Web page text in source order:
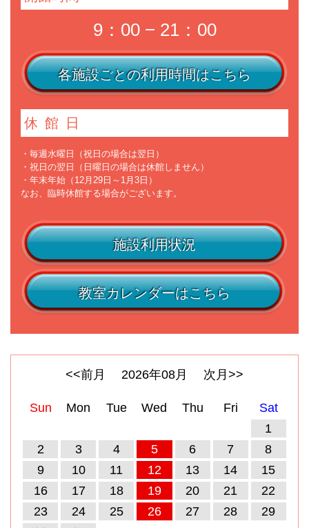
9：00 − 21：00
各施設ごとの利用時間はこちら
休館日
・毎週水曜日（祝日の場合は翌日）
・祝日の翌日（日曜日の場合は休館しません）
・年末年始（12月29日～1月3日）
なお、臨時休館する場合がございます。
施設利用状況
教室カレンダーはこちら
<<前月 2026年08月 次月>>
Sun Mon Tue Wed Thu Fri
Sat
1
2
3 4 5 6 7
8
9
10 11 12 13 14
15
16
17 18 19 20 21
22
23
24 25 26 27 28
29